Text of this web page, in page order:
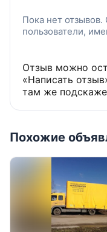
Пока нет отзывов.
пользователи,
Отзыв можно
«Написать
там же
Похожие